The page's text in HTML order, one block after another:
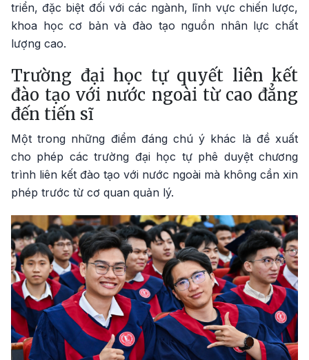
triển, đặc biệt đối với các ngành, lĩnh vực chiến lược,
khoa học cơ bản và đào tạo nguồn nhân lực chất
lượng cao.
Trường đại học tự quyết liên kết
đào tạo với nước ngoài từ cao đẳng
đến tiến sĩ
Một trong những điểm đáng chú ý khác là đề xuất
cho phép các trường đại học tự phê duyệt chương
trình liên kết đào tạo với nước ngoài mà không cần xin
phép trước từ cơ quan quản lý.